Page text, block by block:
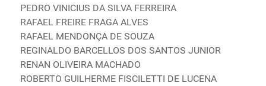
PEDRO VINICIUS DA SILVA FERREIRA
RAFAEL FREIRE FRAGA ALVES
RAFAEL MENDONÇA DE SOUZA
REGINALDO BARCELLOS DOS SANTOS JUNIOR
RENAN OLIVEIRA MACHADO
ROBERTO GUILHERME FISCILETTI DE LUCENA